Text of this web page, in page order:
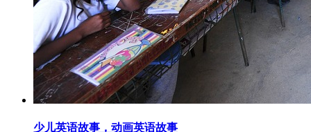
少儿英语故事，动画英语故事